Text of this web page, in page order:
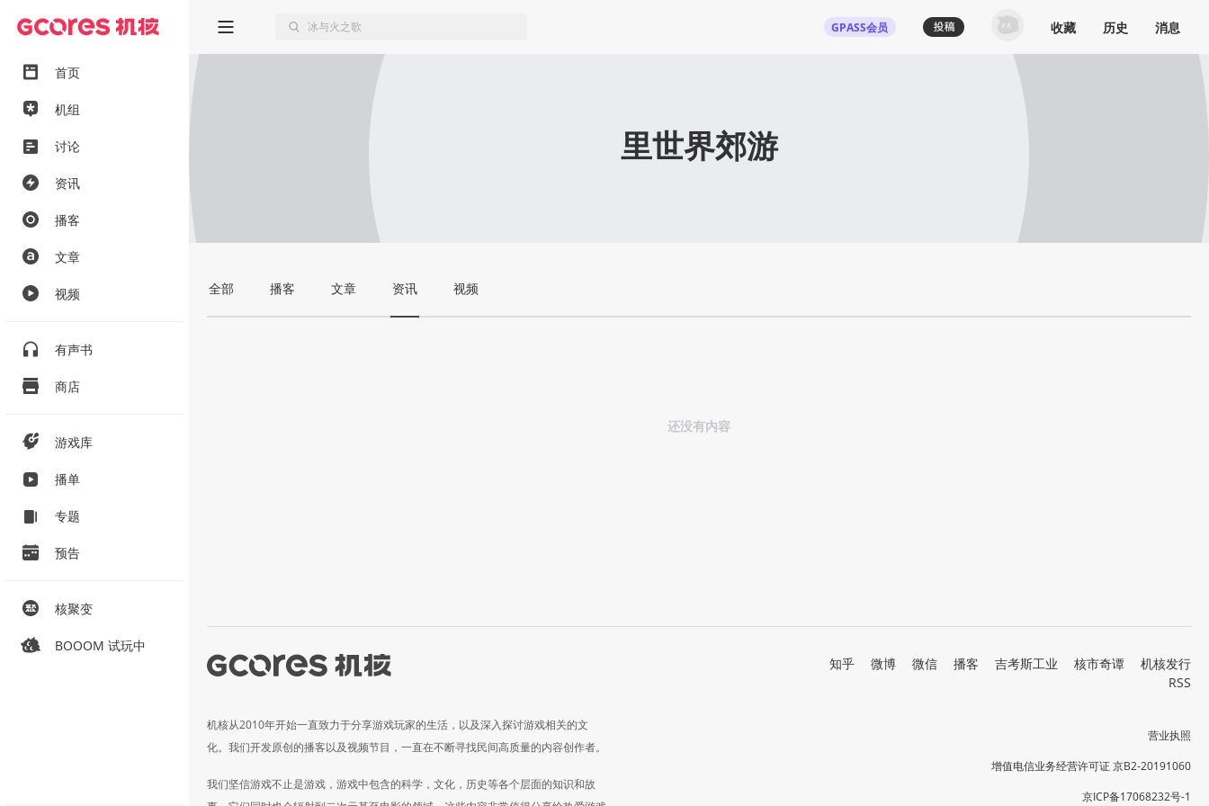
首页
机组
讨论
资讯
播客
文章
视频
有声书
商店
游戏库
播单
专题
预告
核聚变
BOOOM 试玩中
GPASS会员 收藏 历史 消息
里世界郊游
全部 播客 文章 资讯 视频
还没有内容
机核从2010年开始一直致力于分享游戏玩家的生活，以及深入探讨游戏相关的文
化。我们开发原创的播客以及视频节目，一直在不断寻找民间高质量的内容创作者。
我们坚信游戏不止是游戏，游戏中包含的科学，文化，历史等各个层面的知识和故
知乎 微博 微信 播客 吉考斯工业 核市奇谭
机核发行
RSS
营业执照
增值电信业务经营许可证 京B2-20191060
京ICP备17068232号-1